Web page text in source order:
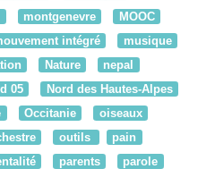
montgenevre
MOOC
intégré
musique
Nature
nepal
05
Nord des Hautes-Alpes
Occitanie
oiseaux
outils
pain
parents
parole